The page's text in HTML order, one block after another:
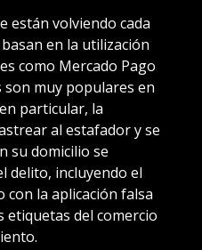
están volviendo cada
en la utilización
como Mercado Pago
son muy populares en
particular, la
al estafador y se
su domicilio se
delito, incluyendo el
la aplicación falsa
etiquetas del comercio